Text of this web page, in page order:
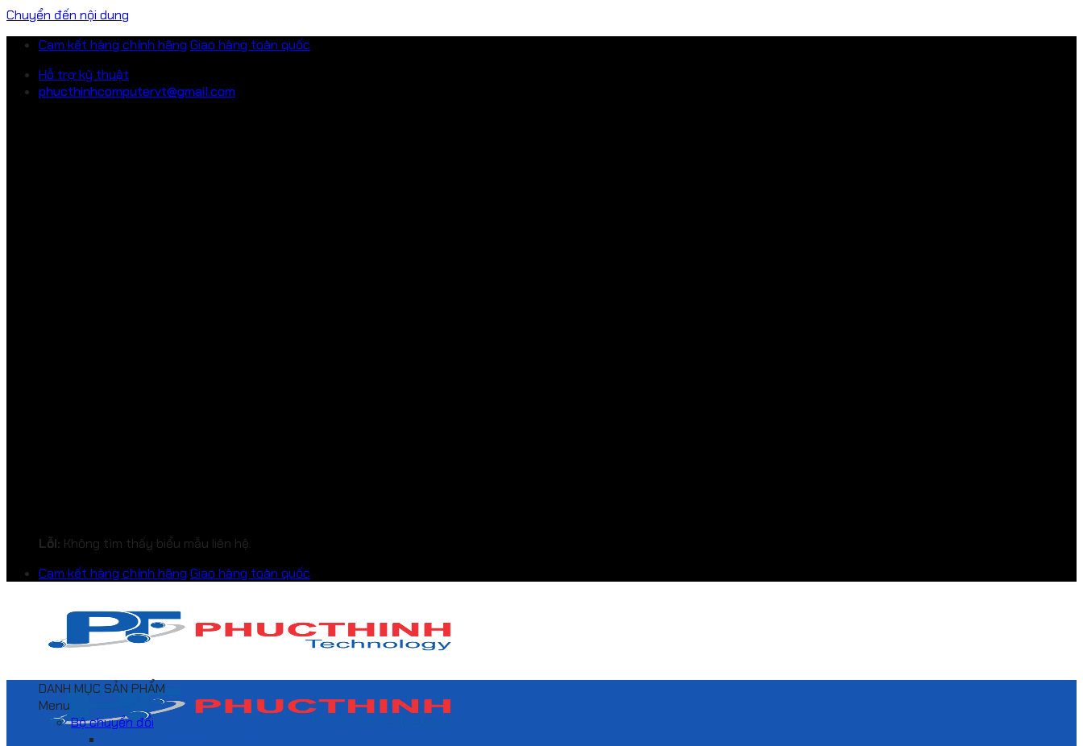
Chuyển đến nội dung
Cam kết hàng chính hãng Giao hàng toàn quốc
Hỗ trợ kỹ thuật
phucthinhcomputervt@gmail.com
Lỗi: Không tìm thấy biểu mẫu liên hệ.
Cam kết hàng chính hãng Giao hàng toàn quốc
DANH MỤC SẢN PHẨM
Menu
Bộ chuyển đổi